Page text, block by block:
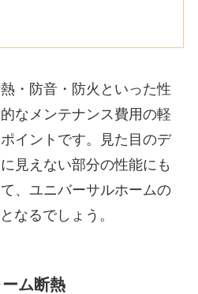
・防音・防火といった性
なメンテナンス費用の軽
イントです。見た目のデ
見えない部分の性能にも
、ユニバーサルホームの
なるでしょう。
ム断熱